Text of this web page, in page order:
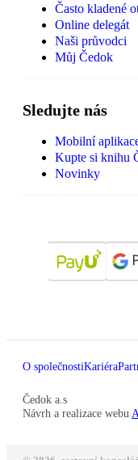
Často kladené
Online delegát
Naši průvodci
Můj Čedok
Sledujte nás
Mobilní
Kupte si knihu
Novinky
O společnostiKariéra
Čedok a.s
Návrh a realizace webu